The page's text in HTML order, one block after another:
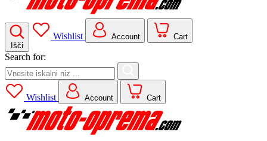
Išči
Wishlist Account Cart
Search for:
Wishlist Account Cart